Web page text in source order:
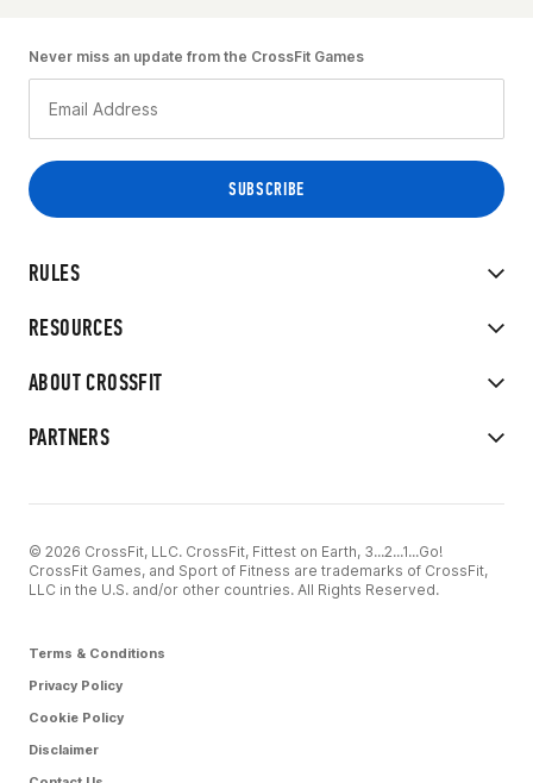
RULES
RESOURCES
ABOUT CROSSFIT
PARTNERS
Never miss an update from the CrossFit Games
© 2026 CrossFit, LLC. CrossFit, Fittest on Earth, 3...2...1...Go!
CrossFit Games, and Sport of Fitness are trademarks of CrossFit,
LLC in the U.S. and/or other countries. All Rights Reserved.
Terms & Conditions
Privacy Policy
Cookie Policy
Disclaimer